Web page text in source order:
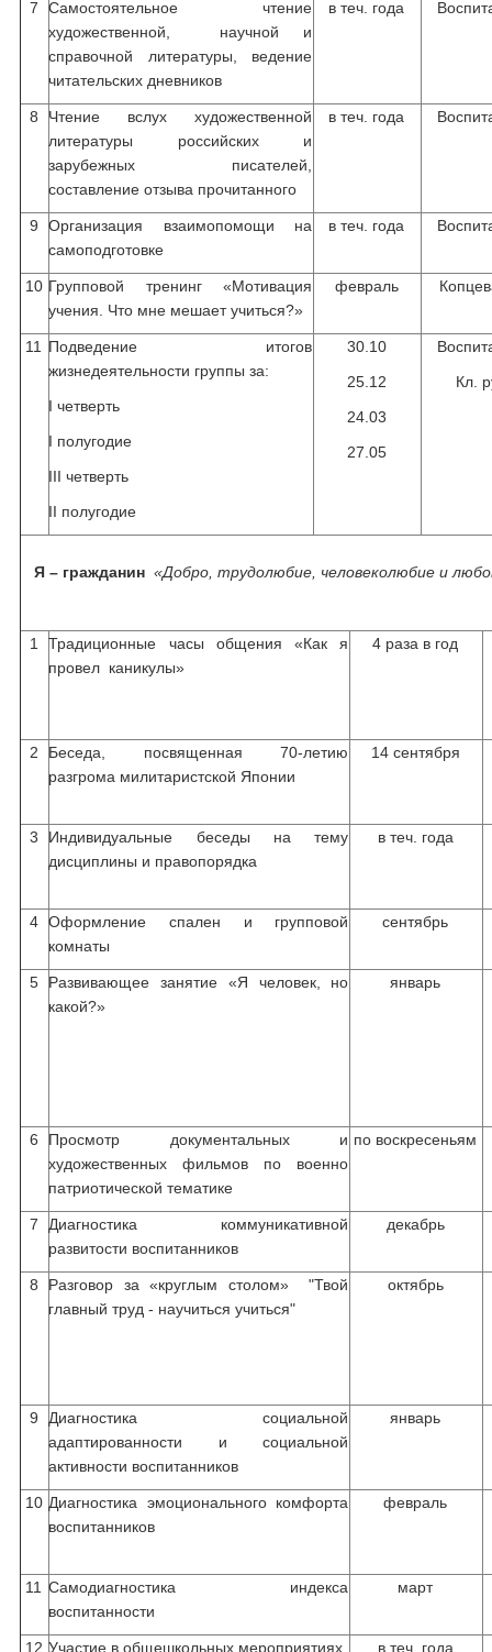
7
Самостоятельное чтение
художественной, научной и
справочной литературы, ведение
читательских дневников
в теч. года
8
Чтение вслух художественной
литературы российских и
зарубежных писателей,
составление отзыва прочитанного
в теч. года
9
Организация взаимопомощи на
самоподготовке
в теч. года
10 Групповой тренинг «Мотивация
учения. Что мне мешает учиться?»
февраль
11
Подведение итогов
жизнедеятельности группы за:
I четверть
I полугодие
III четверть
II полугодие
30.10
25.12
24.03
27.05
Кл.
Я – гражданин«Добро, трудолюбие, человеколюбие и
1
Традиционные часы общения «Как я
провел каникулы»
4 раза в год
2
Беседа, посвященная 70-летию
разгрома милитаристской Японии
14 сентября
3
Индивидуальные беседы на тему
дисциплины и правопорядка
в теч. года
4 Оформление спален и групповой
комнаты
сентябрь
5
Развивающее занятие «Я человек, но
какой?»
январь
6
Просмотр документальных и
художественных фильмов по военно
патриотической тематике
по воскресеньям
7
Диагностика коммуникативной
развитости воспитанников
декабрь
8
Разговор за «круглым столом» "Твой
главный труд - научиться учиться"
октябрь
9
Диагностика социальной
адаптированности и социальной
активности воспитанников
январь
10 Диагностика эмоционального комфорта
воспитанников
февраль
11
Самодиагностика индекса
воспитанности
март
12 Участие в общешкольных мероприятиях в теч. года